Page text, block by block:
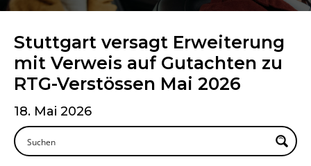
Stuttgart versagt Erweiterung
mit Verweis auf Gutachten zu
RTG-Verstössen Mai 2026
18. Mai 2026